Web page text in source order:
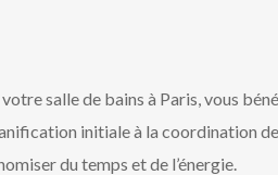
salle de bains à Paris, vous
initiale à la coordination
du temps et de l’énergie.